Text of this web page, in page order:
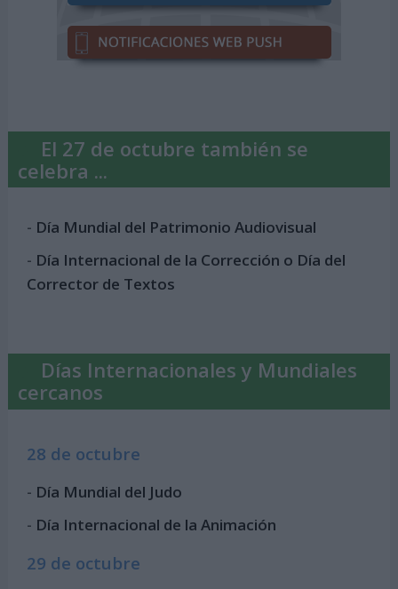
El 27 de octubre también se
celebra ...
- Día Mundial del Patrimonio Audiovisual
- Día Internacional de la Corrección o Día del
Corrector de Textos
Días Internacionales y Mundiales
cercanos
28 de octubre
- Día Mundial del Judo
- Día Internacional de la Animación
29 de octubre